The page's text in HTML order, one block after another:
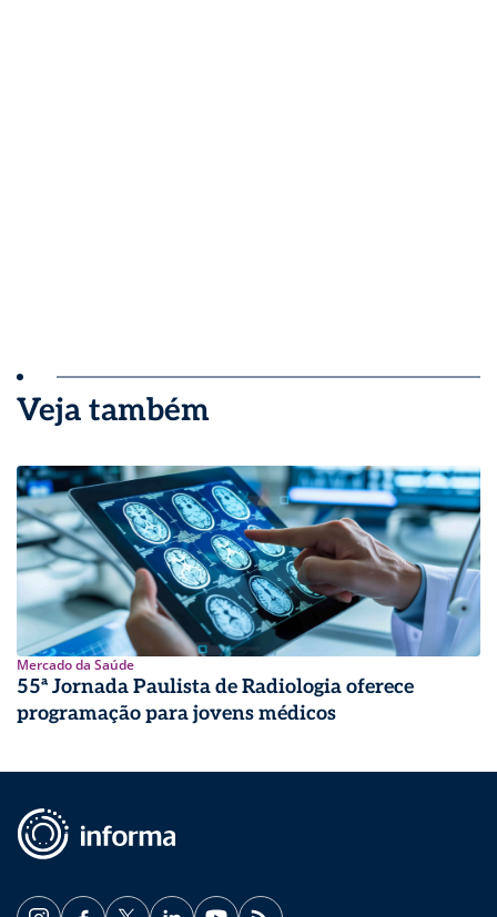
Veja também
Mercado da Saúde
55ª Jornada Paulista de Radiologia oferece
programação para jovens médicos